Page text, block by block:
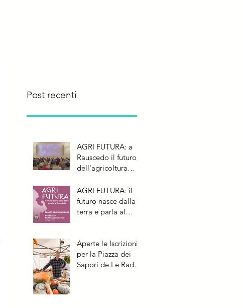
Post recenti
AGRI FUTURA: a
Rauscedo il futuro
dell'agricoltura
AGRI FUTURA: il
futuro nasce dalla
terra e parla al
Aperte le Iscrizioni
per la Piazza dei
Sapori de Le Radici